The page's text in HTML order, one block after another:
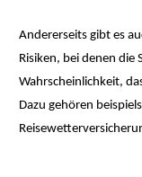
Andererseits gibt es
Risiken, bei denen die
Wahrscheinlichkeit,
Dazu gehören